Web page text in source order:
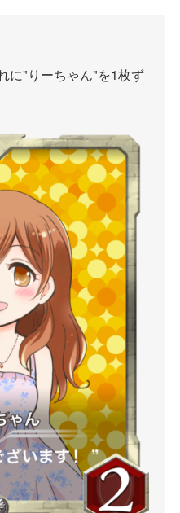
に"りーちゃん"を1枚ず